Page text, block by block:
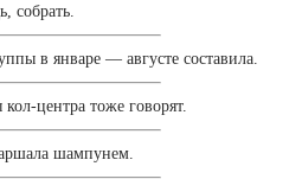
собрать.
в январе — августе составила.
центра тоже говорят.
шампунем.